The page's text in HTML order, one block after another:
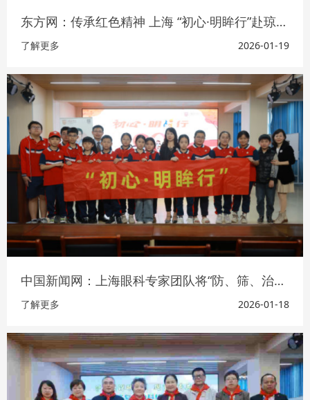
东方网：传承红色精神 上海 “初心·明眸行”赴琼海开展科普公益
了解更多 2026-01-19
中国新闻网：上海眼科专家团队将“防、筛、治、康、教”一体化优质服务送到边远地区民众身边上海眼科专家团队将“防、筛、治、康、教”一体化优质服务送到边远地区民众身边
了解更多 2026-01-18